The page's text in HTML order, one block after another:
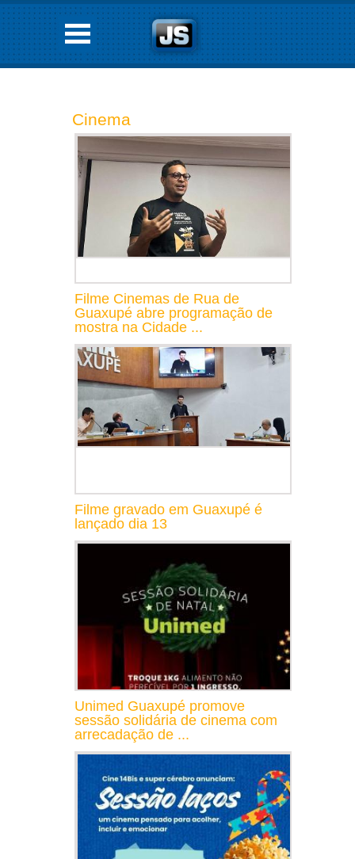
Cinema
Filme Cinemas de Rua de
Guaxupé abre programação de
mostra na Cidade ...
Filme gravado em Guaxupé é
lançado dia 13
Unimed Guaxupé promove
sessão solidária de cinema com
arrecadação de ...